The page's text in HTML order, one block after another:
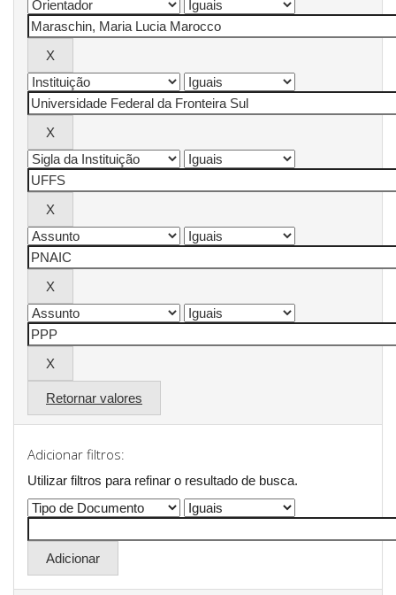
Retornar valores
Adicionar filtros:
Utilizar filtros para refinar o resultado de busca.